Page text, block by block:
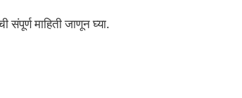
माहिती जाणून घ्या.